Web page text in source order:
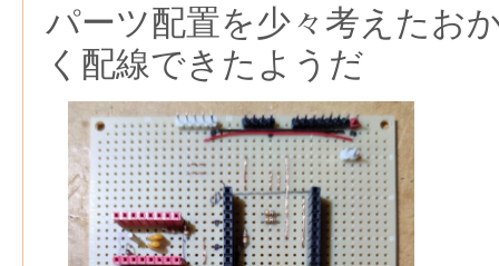
パーツ配置を少々考えたお
く配線できたようだ